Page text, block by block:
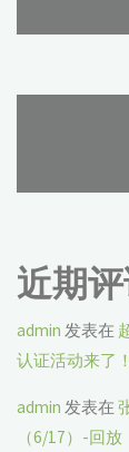
近期
admin 发表在
认证活动来了！
admin 发表在
（6/17）-回放